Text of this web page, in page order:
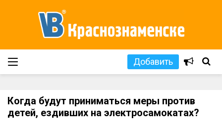
Добавить
Когда будут приниматься меры против
детей, ездивших на электросамокатах?